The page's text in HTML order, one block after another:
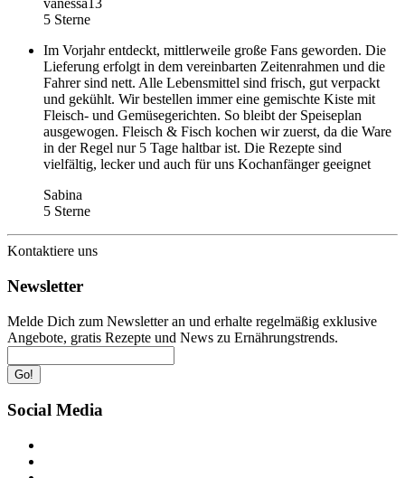
vanessa13
5 Sterne
Im Vorjahr entdeckt, mittlerweile große Fans geworden. Die
Lieferung erfolgt in dem vereinbarten Zeitenrahmen und die
Fahrer sind nett. Alle Lebensmittel sind frisch, gut verpackt
und gekühlt. Wir bestellen immer eine gemischte Kiste mit
Fleisch- und Gemüsegerichten. So bleibt der Speiseplan
ausgewogen. Fleisch & Fisch kochen wir zuerst, da die Ware
in der Regel nur 5 Tage haltbar ist. Die Rezepte sind
vielfältig, lecker und auch für uns Kochanfänger geeignet
Sabina
5 Sterne
Kontaktiere uns
Newsletter
Melde Dich zum Newsletter an und erhalte regelmäßig exklusive
Angebote, gratis Rezepte und News zu Ernährungstrends.
Go!
Social Media